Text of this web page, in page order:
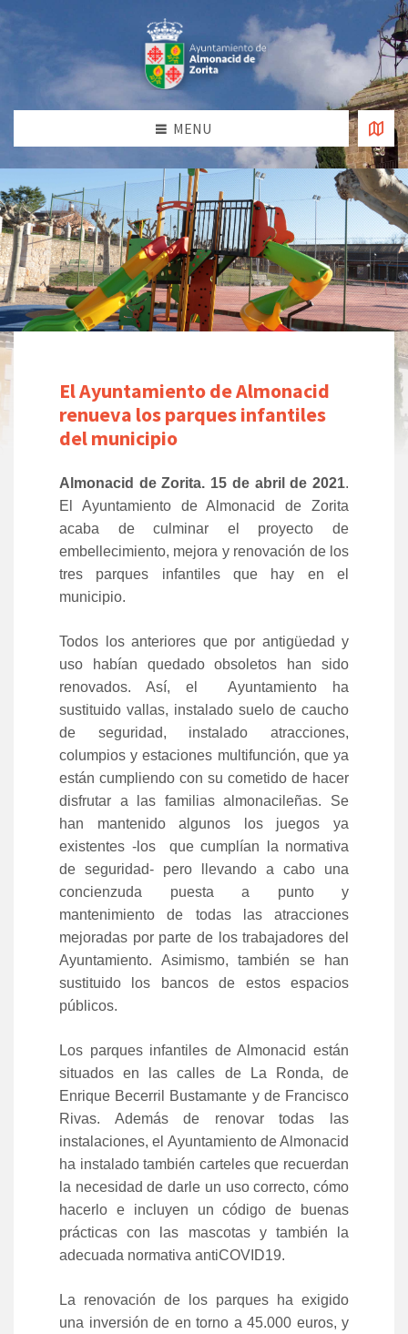
MENU
El Ayuntamiento de Almonacid
renueva los parques infantiles
del municipio
Almonacid de Zorita. 15 de abril de 2021.
El Ayuntamiento de Almonacid de Zorita
acaba de culminar el proyecto de
embellecimiento, mejora y renovación de los
tres parques infantiles que hay en el
municipio.
Todos los anteriores que por antigüedad y
uso habían quedado obsoletos han sido
renovados. Así, el Ayuntamiento ha
sustituido vallas, instalado suelo de caucho
de seguridad, instalado atracciones,
columpios y estaciones multifunción, que ya
están cumpliendo con su cometido de hacer
disfrutar a las familias almonacileñas. Se
han mantenido algunos los juegos ya
existentes -los que cumplían la normativa
de seguridad- pero llevando a cabo una
concienzuda puesta a punto y
mantenimiento de todas las atracciones
mejoradas por parte de los trabajadores del
Ayuntamiento. Asimismo, también se han
sustituido los bancos de estos espacios
públicos.
Los parques infantiles de Almonacid están
situados en las calles de La Ronda, de
Enrique Becerril Bustamante y de Francisco
Rivas. Además de renovar todas las
instalaciones, el Ayuntamiento de Almonacid
ha instalado también carteles que recuerdan
la necesidad de darle un uso correcto, cómo
hacerlo e incluyen un código de buenas
prácticas con las mascotas y también la
adecuada normativa antiCOVID19.
La renovación de los parques ha exigido
una inversión de en torno a 45.000 euros, y